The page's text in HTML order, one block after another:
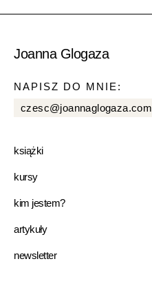
Joanna Glogaza
NAPISZ DO MNIE:
czesc@joannaglogaza.com
książki
kursy
kim jestem?
artykuły
newsletter